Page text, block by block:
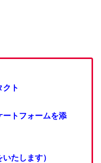
ト
トフォームを添
たします）